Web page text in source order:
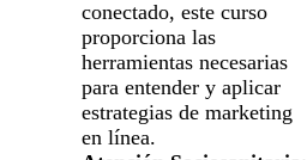
conectado, este curso
proporciona las
herramientas necesarias
para entender y aplicar
estrategias de marketing
en línea.